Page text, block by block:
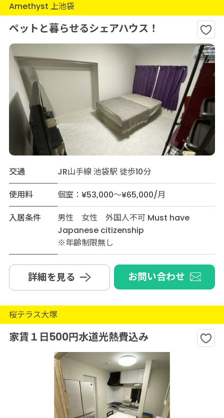
Amethyst 上池袋
ペットと暮らせるシェアハウス！
交通
JR山手線 池袋駅 徒歩10分
使用料
個室：¥53,000～¥65,000/月
入居条件
男性 女性 外国人不可 Must have
Japanese citizenship
※年齢制限無し
詳細を見る お問い合わせ
桜テラス大塚
家賃１日500円水道光熱費込み